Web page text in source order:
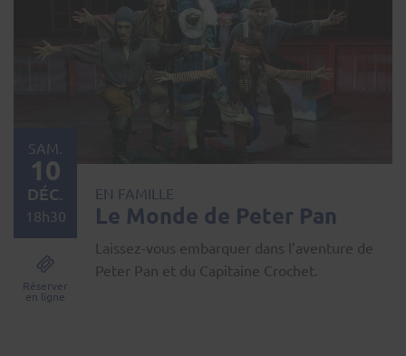
EN FAMILLE
Le Monde de Peter Pan
Laissez-vous embarquer dans l’aventure de
Peter Pan et du Capitaine Crochet.
SAM.
10
DÉC.
18h30
Réserver
en ligne